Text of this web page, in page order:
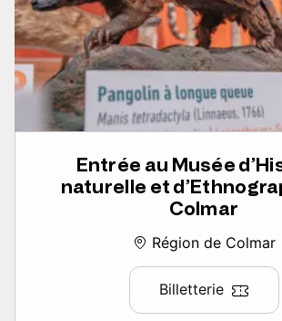
Entrée au Musée
naturelle et
Colmar
Région de Colmar
Billetterie